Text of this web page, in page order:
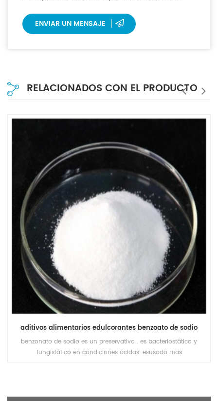
ENVIAR UN MENSAJE
RELACIONADOS CON EL PRODUCTO
aditivos alimentarios edulcorantes benzoato de sodio
benzonato de sodio es un preservativo . es bacteriostático y
fungistático en condiciones ácidas. esusado más
(vinagre) y condimentos.